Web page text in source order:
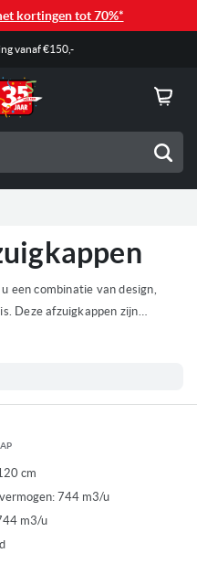
kortingen tot 70%*
vanaf €150,-
een combinatie van design,
Deze afzuigkappen zijn
en vormen een echte
Keukens voor persoonlijk
cm
744 m3/u
m3/u